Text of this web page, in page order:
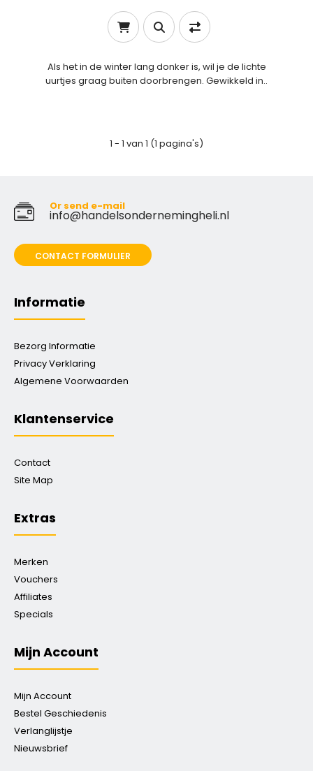
Als het in de winter lang donker is, wil je de lichte
uurtjes graag buiten doorbrengen. Gewikkeld in..
1 - 1 van 1 (1 pagina's)
Or send e-mail
info@handelsondernemingheli.nl
CONTACT FORMULIER
Informatie
Bezorg Informatie
Privacy Verklaring
Algemene Voorwaarden
Klantenservice
Contact
Site Map
Extras
Merken
Vouchers
Affiliates
Specials
Mijn Account
Mijn Account
Bestel Geschiedenis
Verlanglijstje
Nieuwsbrief